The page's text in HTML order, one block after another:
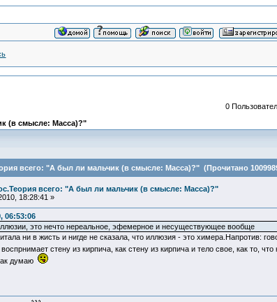
(в смысле: Масса)?"
0
всего: "А был ли мальчик (в смысле: Масса)?" (Прочитано
всего: "А был ли мальчик (в смысле: Масса)?"
18:28:41 »
06:53:06
это нечто нереальное, эфемерное и несуществующее вообще
ни в жисть и нигде не сказала, что иллюзия - это химера.Напротив:
стену из кирпича, как стену из кирпича и тело свое, как то,
думаю